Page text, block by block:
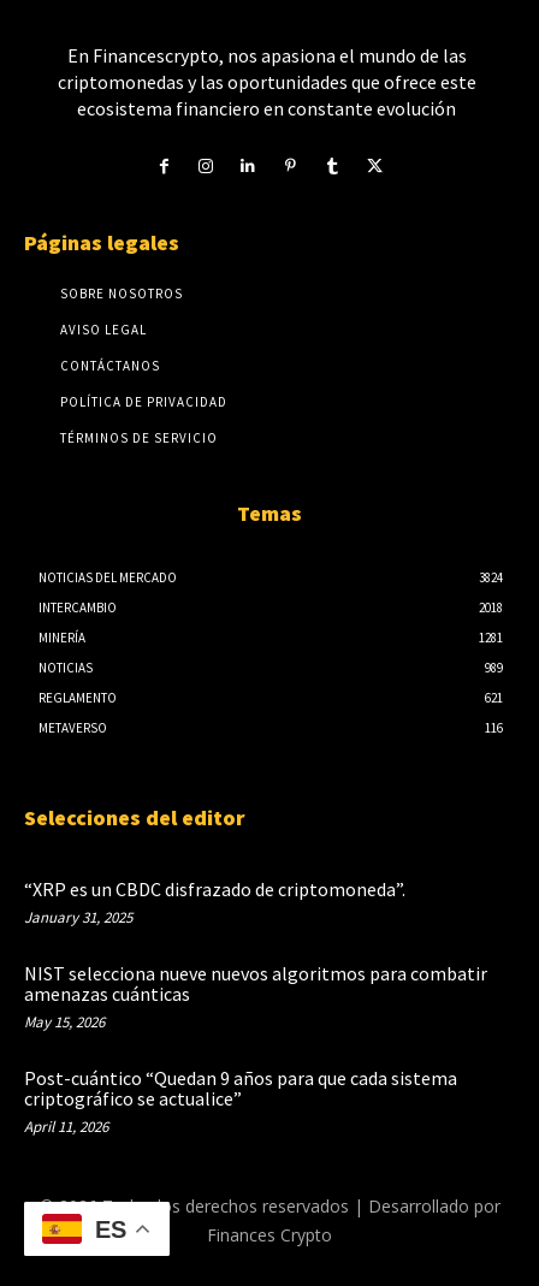
En Financescrypto, nos apasiona el mundo de las
criptomonedas y las oportunidades que ofrece este
ecosistema financiero en constante evolución
Páginas legales
SOBRE NOSOTROS
AVISO LEGAL
CONTÁCTANOS
POLÍTICA DE PRIVACIDAD
TÉRMINOS DE SERVICIO
Temas
NOTICIAS DEL MERCADO
3824
INTERCAMBIO
2018
MINERÍA
1281
NOTICIAS
989
REGLAMENTO
621
METAVERSO
116
Selecciones del editor
“XRP es un CBDC disfrazado de criptomoneda”.
January 31, 2025
NIST selecciona nueve nuevos algoritmos para combatir
amenazas cuánticas
May 15, 2026
Post-cuántico “Quedan 9 años para que cada sistema
criptográfico se actualice”
April 11, 2026
© 2026 Todos los derechos reservados | Desarrollado por
Finances Crypto
ES